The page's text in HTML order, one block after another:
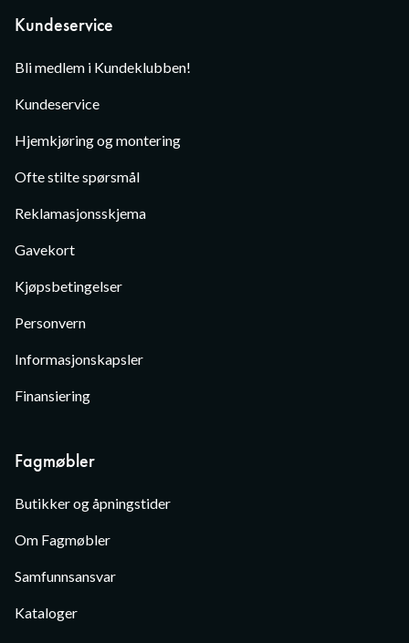
Kundeservice
Bli medlem i Kundeklubben!
Kundeservice
Hjemkjøring og montering
Ofte stilte spørsmål
Reklamasjonsskjema
Gavekort
Kjøpsbetingelser
Personvern
Informasjonskapsler
Finansiering
Fagmøbler
Butikker og åpningstider
Om Fagmøbler
Samfunnsansvar
Kataloger